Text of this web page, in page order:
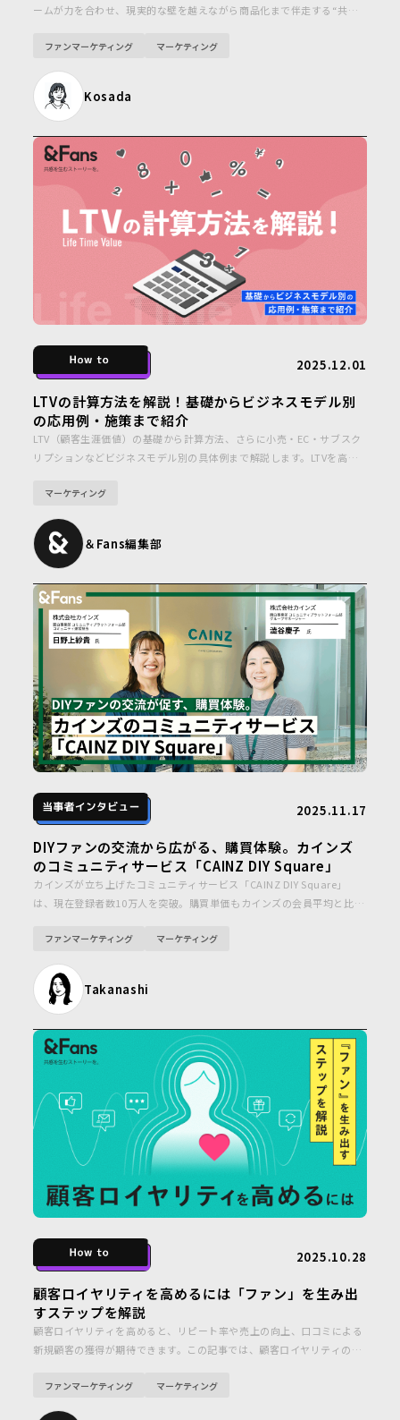
ームが力を合わせ、現実的な壁を越えながら商品化まで伴走する“共創
コクヨが大切にする哲学に迫ります。
ファンマーケティング マーケティング
Kosada
2025.12.01
LTVの計算方法を解説！基礎からビジネスモデル別
の応用例・施策まで紹介
LTV（顧客生涯価値）の基礎から計算方法、さらに小売・EC・サブスク
リプションなどビジネスモデル別の具体例まで解説します。LTVを高め
りやすくまとめました。
マーケティング
＆Fans編集部
2025.11.17
DIYファンの交流から広がる、購買体験。カインズ
のコミュニティサービス「CAINZ DIY Square」
カインズが立ち上げたコミュニティサービス「CAINZ DIY Square」
は、現在登録者数10万人を突破。購買単価もカインズの会員平均と比較
の場”にとどまるコミュニティサービス。しかし、企業の活用次第で
るのです。
ファンマーケティング マーケティング
Takanashi
2025.10.28
顧客ロイヤリティを高めるには「ファン」を生み出
すステップを解説
顧客ロイヤリティを高めると、リピート率や売上の向上、口コミによる
新規顧客の獲得が期待できます。この記事では、顧客ロイヤリティの定
す。ファン育成のための参考にしてください。
ファンマーケティング マーケティング